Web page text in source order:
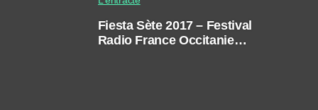
Fiesta Sète 2017 – Festival
Radio France Occitanie